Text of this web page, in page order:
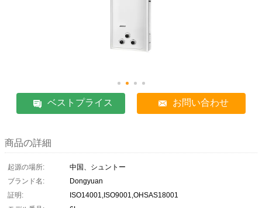
ベストプライス お問い合わせ
商品の詳細
起源の場所:
中国、シュントー
ブランド名:
Dongyuan
証明:
ISO14001,ISO9001,OHSAS18001